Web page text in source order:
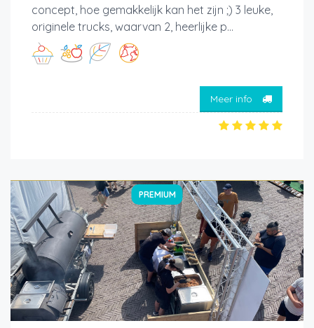
concept, hoe gemakkelijk kan het zijn ;) 3 leuke,
originele trucks, waarvan 2, heerlijke p...
Meer info
PREMIUM